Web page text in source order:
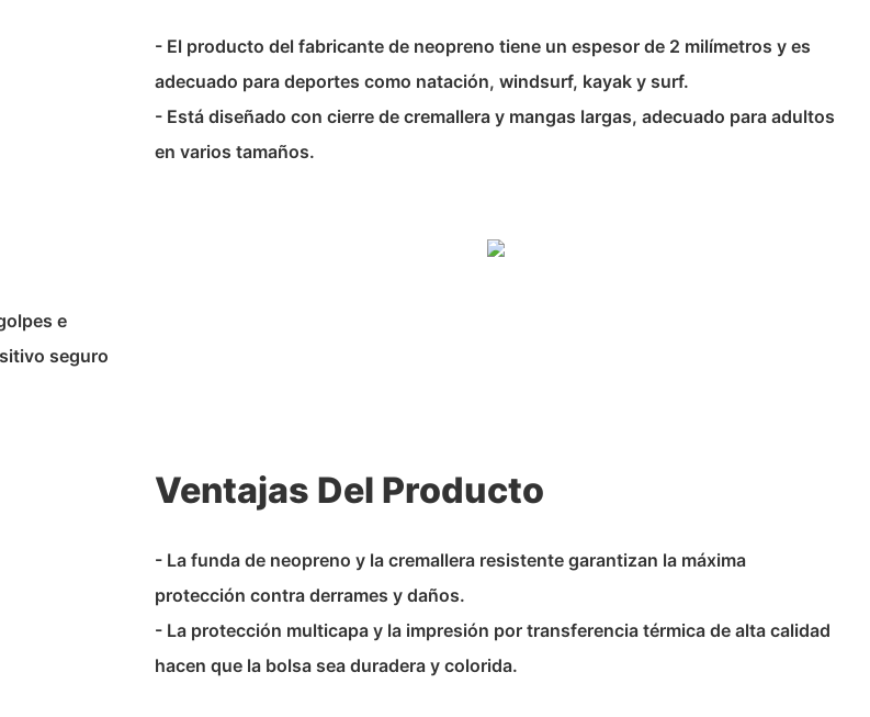
- El producto del fabricante de neopreno tiene un espesor de 2 milímetros y es
adecuado para deportes como natación, windsurf, kayak y surf.
- Está diseñado con cierre de cremallera y mangas largas, adecuado para adultos
en varios tamaños.
e
seguro
Ventajas Del Producto
- La funda de neopreno y la cremallera resistente garantizan la máxima
protección contra derrames y daños.
- La protección multicapa y la impresión por transferencia térmica de alta calidad
hacen que la bolsa sea duradera y colorida.